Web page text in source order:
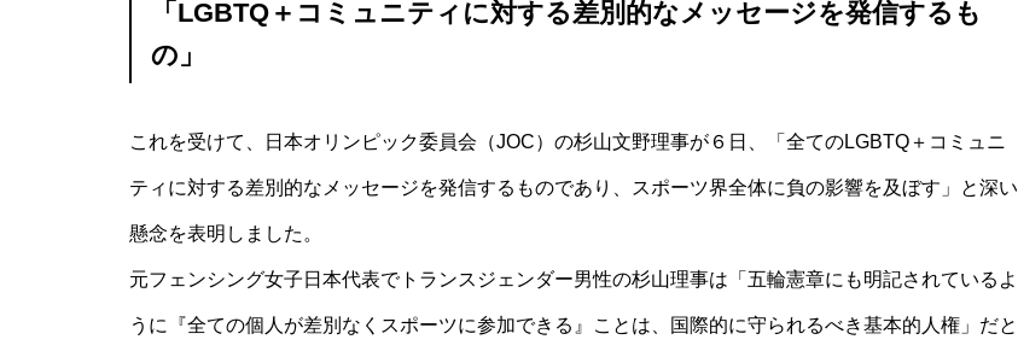
「LGBTQ＋コミュニティに対する差別的なメッセージを発信するも
の」
これを受けて、日本オリンピック委員会（JOC）の杉山文野理事が６日、「全てのLGBTQ＋コミュニ
ティに対する差別的なメッセージを発信するものであり、スポーツ界全体に負の影響を及ぼす」と深い
懸念を表明しました。
元フェンシング女子日本代表でトランスジェンダー男性の杉山理事は「五輪憲章にも明記されているよ
うに『全ての個人が差別なくスポーツに参加できる』ことは、国際的に守られるべき基本的人権」だと